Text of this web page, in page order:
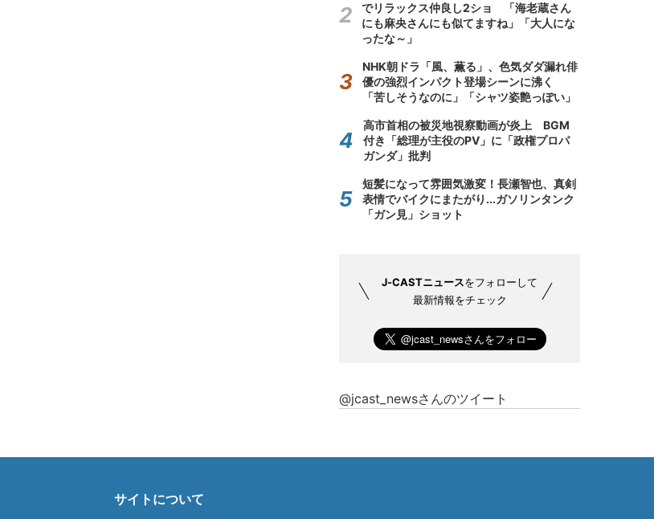
でリラックス仲良し2ショ 「海老蔵さん
にも麻央さんにも似てますね」「大人にな
ったな～」
NHK朝ドラ「風、薫る」、色気ダダ漏れ俳
優の強烈インパクト登場シーンに沸く
「苦しそうなのに」「シャツ姿艶っぽい」
高市首相の被災地視察動画が炎上 BGM
付き「総理が主役のPV」に「政権プロパ
ガンダ」批判
短髪になって雰囲気激変！長瀬智也、真剣
表情でバイクにまたがり...ガソリンタンク
「ガン見」ショット
J-CASTニュースをフォローして
最新情報をチェック
@jcast_newsさんのツイート
サイトについて